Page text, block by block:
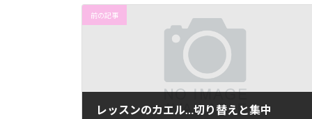
前の記事
レッスンのカエル…切り替えと集中